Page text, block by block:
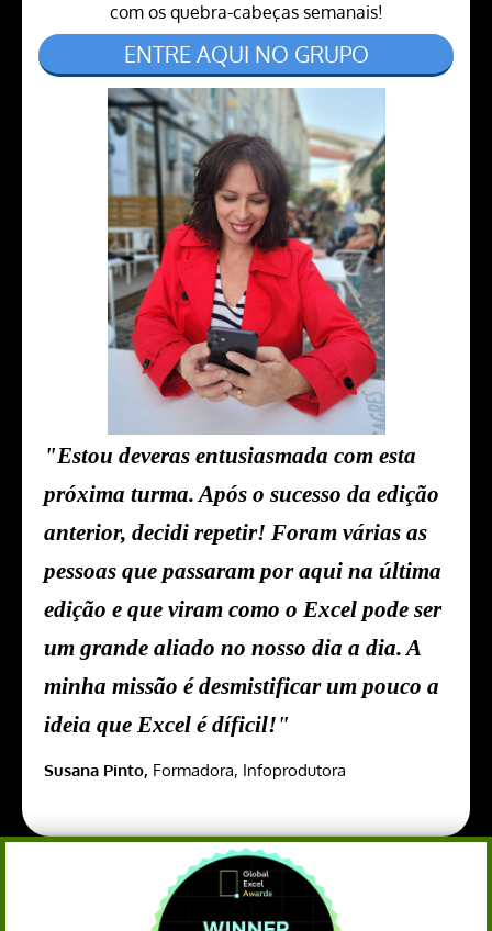
com os quebra-cabeças semanais!
ENTRE AQUI NO GRUPO
"Estou deveras entusiasmada com esta
próxima turma. Após o sucesso da edição
anterior, decidi repetir! Foram várias as
pessoas que passaram por aqui na última
edição e que viram como o Excel pode ser
um grande aliado no nosso dia a dia. A
minha missão é desmistificar um pouco a
ideia que Excel é díficil!"
Susana Pinto, Formadora, Infoprodutora